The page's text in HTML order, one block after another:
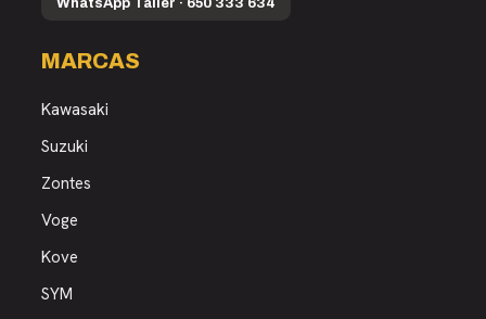
WhatsApp Taller · 650 333 634
MARCAS
Kawasaki
Suzuki
Zontes
Voge
Kove
SYM